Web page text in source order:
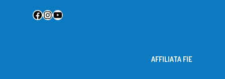
Facebook
Instagram
YouTube
AFFILIATA FIE